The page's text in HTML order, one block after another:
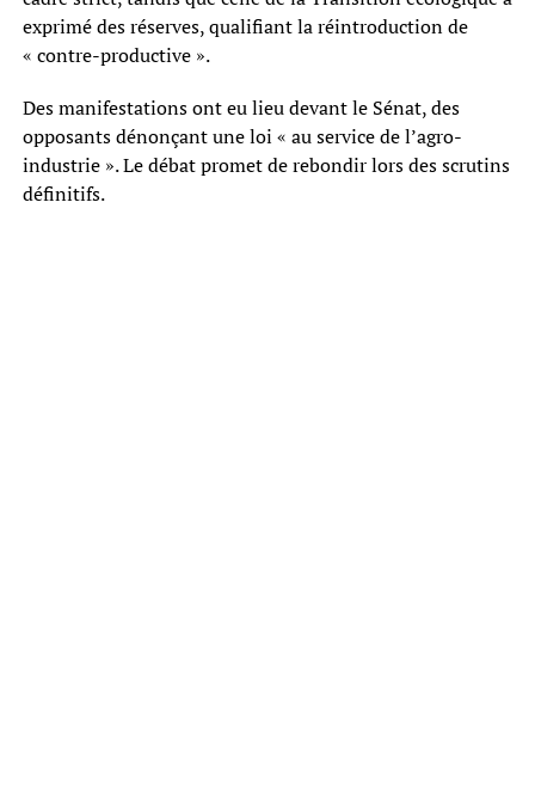
exprimé des réserves, qualifiant la réintroduction de
« contre-productive ».
Des manifestations ont eu lieu devant le Sénat, des
opposants dénonçant une loi « au service de l’agro-
industrie ». Le débat promet de rebondir lors des scrutins
définitifs.